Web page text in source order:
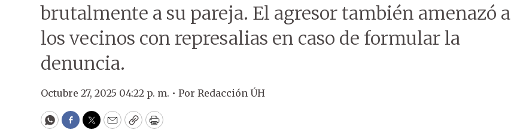
brutalmente a su pareja. El agresor también amenazó a
los vecinos con represalias en caso de formular la
denuncia.
Octubre 27, 2025 04:22 p. m. • Por Redacción ÚH
WhatsApp
Facebook
Twitter
EmailCopyPrint